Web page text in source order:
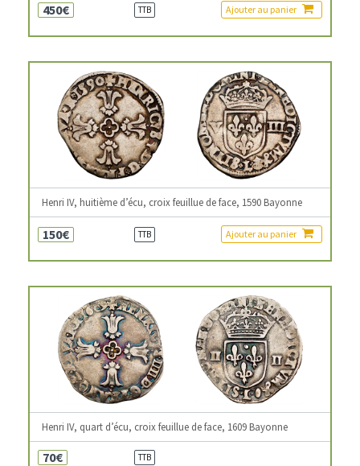
450€ TTB Ajouter au panier
Henri IV, huitième d’écu, croix feuillue de face, 1590 Bayonne
150€ TTB Ajouter au panier
Henri IV, quart d’écu, croix feuillue de face, 1609 Bayonne
70€ TTB